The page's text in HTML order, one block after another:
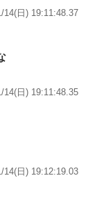
14(日) 19:11:48.37
14(日) 19:11:48.35
14(日) 19:12:19.03